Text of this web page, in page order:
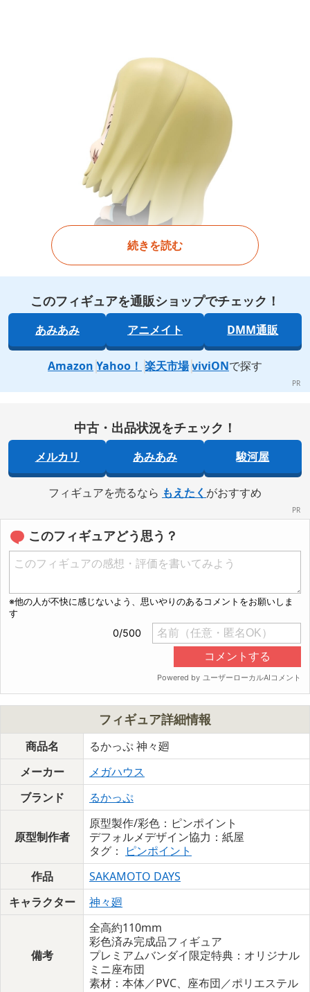
続きを読む
このフィギュアを通販ショップでチェック！
あみあみ アニメイト DMM通販
Amazon Yahoo！ 楽天市場 viviONで探す
中古・出品状況をチェック！
メルカリ あみあみ 駿河屋
フィギュアを売るなら もえたく がおすすめ
このフィギュアどう思う？
フィギュア詳細情報
商品名
るかっぷ 神々廻
メーカー
メガハウス
ブランド
るかっぷ
原型制作者
原型製作/彩色：ピンポイント
デフォルメデザイン協力：紙屋
タグ：
ピンポイント
作品
SAKAMOTO DAYS
キャラクター
神々廻
備考
全高約110mm
彩色済み完成品フィギュア
プレミアムバンダイ限定特典：オリジナル
ミニ座布団
素材：本体／PVC、座布団／ポリエステル